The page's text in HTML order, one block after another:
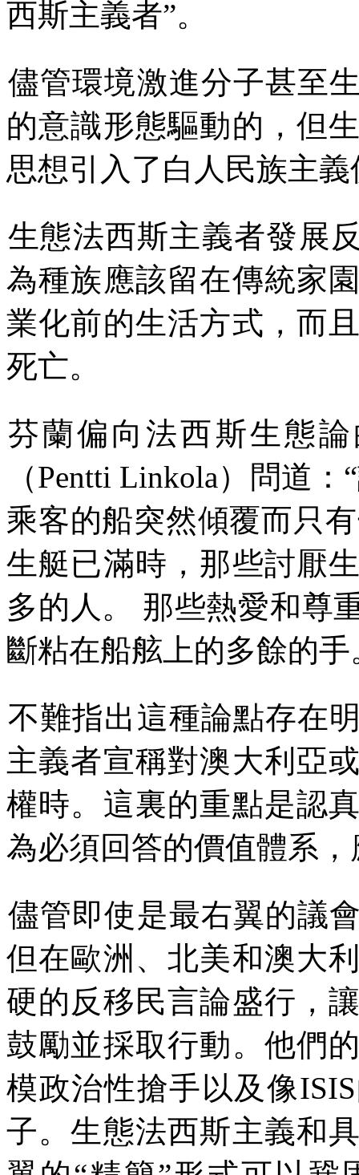
西斯主義者”。
儘管環境激進分子甚至
的意識形態驅動的，但
思想引入了白人民族主
生態法西斯主義者發展
為種族應該留在傳統家
業化前的生活方式，而
死亡。
芬蘭偏向法西斯生態
（Pentti Linkola）問道： “
乘客的船突然傾覆而只
生艇已滿時，那些討厭
多的人。
那些熱愛和尊
斷粘在船舷上的多餘的手
不難指出這種論點存在
主義者宣稱對澳大利亞
權時。這裏的重點是認
為必須回答的價值體系
儘管即使是最右翼的議
但在歐洲 、北美和澳大
硬的反移民言論盛行，
鼓勵並採取行動。他們
模政治性搶手以及像ISIS
子。生態法西斯主義和